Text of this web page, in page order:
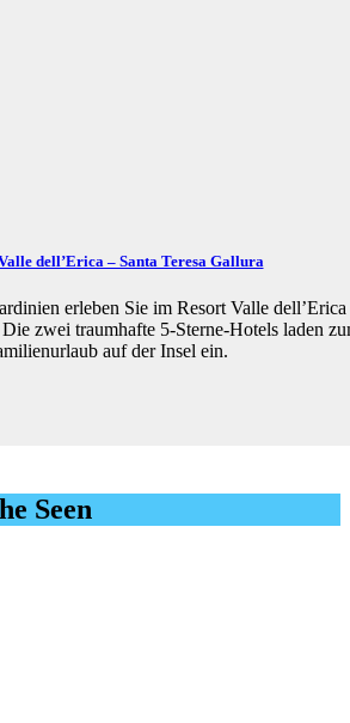
dell’Erica – Santa Teresa Gallura
erleben Sie im Resort Valle dell’Erica
zwei traumhafte 5-Sterne-Hotels laden
auf der Insel ein.
Seen